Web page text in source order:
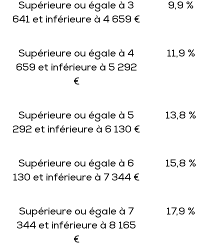
Supérieure ou égale à 3
641 et inférieure à 4 659 €
9,9 %
Supérieure ou égale à 4
659 et inférieure à 5 292
€
11,9 %
Supérieure ou égale à 5
292 et inférieure à 6 130 €
13,8 %
Supérieure ou égale à 6
130 et inférieure à 7 344 €
15,8 %
Supérieure ou égale à 7
344 et inférieure à 8 165
€
17,9 %